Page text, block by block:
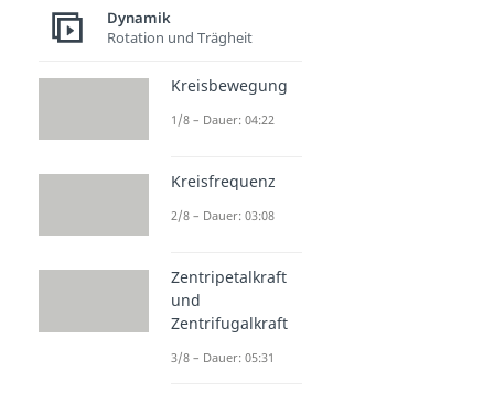
Dynamik
Rotation und Trägheit
Kreisbewegung
1/8 – Dauer: 04:22
Kreisfrequenz
2/8 – Dauer: 03:08
Zentripetalkraft
und
Zentrifugalkraft
3/8 – Dauer: 05:31